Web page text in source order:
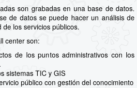
son grabadas en una base de datos.
de datos se puede hacer un análisis de
los servicios públicos.
center son:
de los puntos administrativos con los
sistemas TIC y GIS
público con gestión del conocimiento